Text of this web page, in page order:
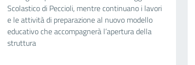
Scolastico di Peccioli, mentre continuano i lavori
e le attività di preparazione al nuovo modello
educativo che accompagnerà l’apertura della
struttura